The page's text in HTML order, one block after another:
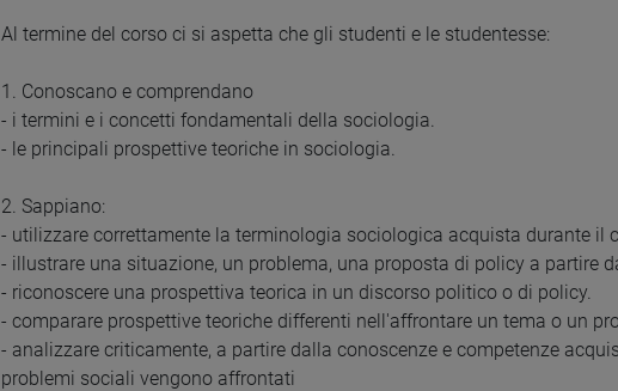
Al termine del corso ci si aspetta che gli studenti e le studentesse:
1. Conoscano e comprendano
- i termini e i concetti fondamentali della sociologia.
- le principali prospettive teoriche in sociologia.
2. Sappiano:
- utilizzare correttamente la terminologia sociologica acquista durante il
- illustrare una situazione, un problema, una proposta di policy a partire
- riconoscere una prospettiva teorica in un discorso politico o di policy.
- comparare prospettive teoriche differenti nell'affrontare un tema o un
- analizzare criticamente, a partire dalla conoscenze e competenze
problemi sociali vengono affrontati